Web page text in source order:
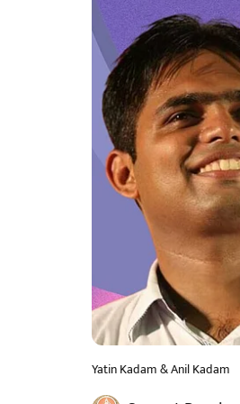
Yatin Kadam & Anil Kadam